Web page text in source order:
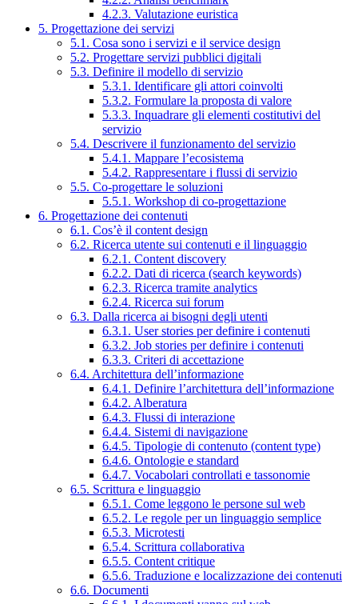
4.2.3. Valutazione euristica
5. Progettazione dei servizi
5.1. Cosa sono i servizi e il service design
5.2. Progettare servizi pubblici digitali
5.3. Definire il modello di servizio
5.3.1. Identificare gli attori coinvolti
5.3.2. Formulare la proposta di valore
5.3.3. Inquadrare gli elementi costitutivi del
servizio
5.4. Descrivere il funzionamento del servizio
5.4.1. Mappare l’ecosistema
5.4.2. Rappresentare i flussi di servizio
5.5. Co-progettare le soluzioni
5.5.1. Workshop di co-progettazione
6. Progettazione dei contenuti
6.1. Cos’è il content design
6.2. Ricerca utente sui contenuti e il linguaggio
6.2.1. Content discovery
6.2.2. Dati di ricerca (search keywords)
6.2.3. Ricerca tramite analytics
6.2.4. Ricerca sui forum
6.3. Dalla ricerca ai bisogni degli utenti
6.3.1. User stories per definire i contenuti
6.3.2. Job stories per definire i contenuti
6.3.3. Criteri di accettazione
6.4. Architettura dell’informazione
6.4.1. Definire l’architettura dell’informazione
6.4.2. Alberatura
6.4.3. Flussi di interazione
6.4.4. Sistemi di navigazione
6.4.5. Tipologie di contenuto (content type)
6.4.6. Ontologie e standard
6.4.7. Vocabolari controllati e tassonomie
6.5. Scrittura e linguaggio
6.5.1. Come leggono le persone sul web
6.5.2. Le regole per un linguaggio semplice
6.5.3. Microtesti
6.5.4. Scrittura collaborativa
6.5.5. Content critique
6.5.6. Traduzione e localizzazione dei contenuti
6.6. Documenti